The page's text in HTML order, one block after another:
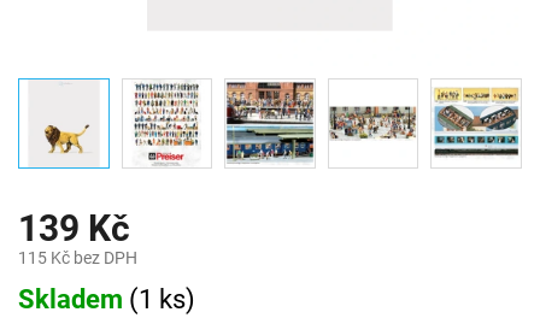
139 Kč
115 Kč bez DPH
Měrná
cena:
Skladem (1 ks)